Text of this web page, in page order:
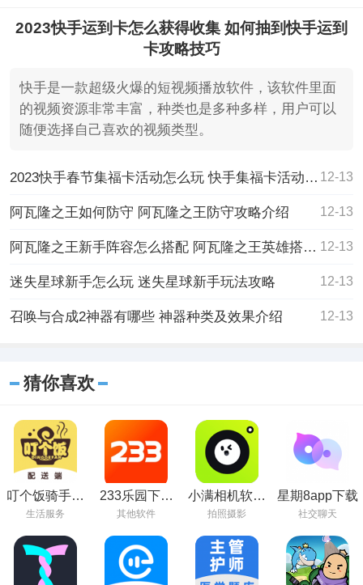
2023快手运到卡怎么获得收集 如何抽到快手运到
卡攻略技巧
快手是一款超级火爆的短视频播放软件，该软件里面
的视频资源非常丰富，种类也是多种多样，用户可以
随便选择自己喜欢的视频类型。
2023快手春节集福卡活动怎么玩 快手集福卡活动规则 12-13
阿瓦隆之王如何防守 阿瓦隆之王防守攻略介绍 12-13
阿瓦隆之王新手阵容怎么搭配 阿瓦隆之王英雄搭配推荐 12-13
迷失星球新手怎么玩 迷失星球新手玩法攻略 12-13
召唤与合成2神器有哪些 神器种类及效果介绍 12-13
猜你喜欢
叮个饭骑手官
方版app下载
生活服务
233乐园下载
安装正版免费
其他软件
小满相机软件
正式版
拍照摄影
星期8app下载
社交聊天